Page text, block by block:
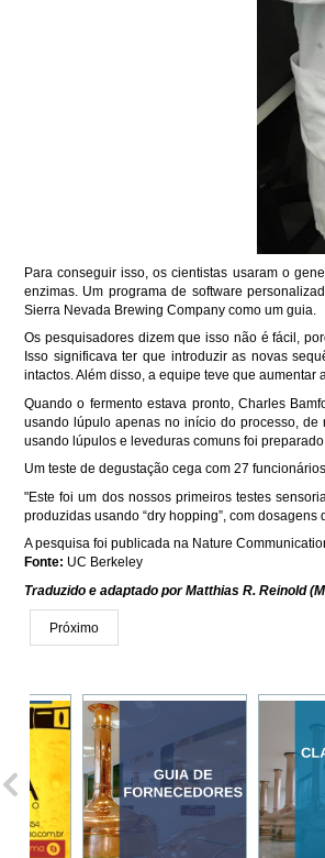
Para conseguir isso, os cientistas usaram o
enzimas. Um programa de software
Sierra Nevada Brewing Company como um guia.
Os pesquisadores dizem que isso não é fácil,
Isso significava ter que introduzir as novas
intactos. Além disso, a equipe teve que
Quando o fermento estava pronto, Charles
usando lúpulo apenas no início do processo,
usando lúpulos e leveduras comuns foi
Um teste de degustação cega com 27
"Este foi um dos nossos primeiros testes
produzidas usando “dry hopping”, com dosagens
A pesquisa foi publicada na Nature
Fonte: UC Berkeley
Traduzido e adaptado por Matthias R. Reinold
Próximo